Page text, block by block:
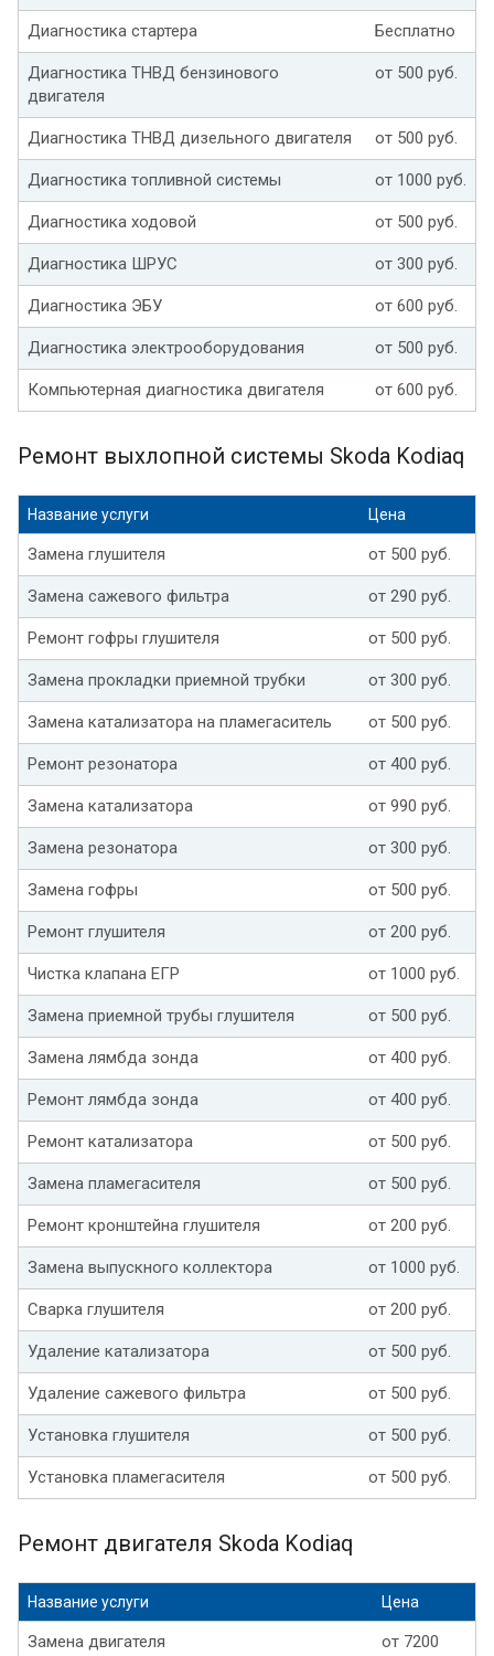
Диагностика стартера Бесплатно
Диагностика ТНВД бензинового
двигателя
от 500 руб.
Диагностика ТНВД дизельного двигателя от 500 руб.
Диагностика топливной системы от 1000 руб.
Диагностика ходовой от 500 руб.
Диагностика ШРУС от 300 руб.
Диагностика ЭБУ от 600 руб.
Диагностика электрооборудования от 500 руб.
Компьютерная диагностика двигателя от 600 руб.
Ремонт выхлопной системы Skoda Kodiaq
Название услуги Цена
Замена глушителя от 500 руб.
Замена сажевого фильтра от 290 руб.
Ремонт гофры глушителя от 500 руб.
Замена прокладки приемной трубки от 300 руб.
Замена катализатора на пламегаситель от 500 руб.
Ремонт резонатора от 400 руб.
Замена катализатора от 990 руб.
Замена резонатора от 300 руб.
Замена гофры от 500 руб.
Ремонт глушителя от 200 руб.
Чистка клапана ЕГР от 1000 руб.
Замена приемной трубы глушителя от 500 руб.
Замена лямбда зонда от 400 руб.
Ремонт лямбда зонда от 400 руб.
Ремонт катализатора от 500 руб.
Замена пламегасителя от 500 руб.
Ремонт кронштейна глушителя от 200 руб.
Замена выпускного коллектора от 1000 руб.
Сварка глушителя от 200 руб.
Удаление катализатора от 500 руб.
Удаление сажевого фильтра от 500 руб.
Установка глушителя от 500 руб.
Установка пламегасителя от 500 руб.
Ремонт двигателя Skoda Kodiaq
Название услуги Цена
Замена двигателя
от 7200